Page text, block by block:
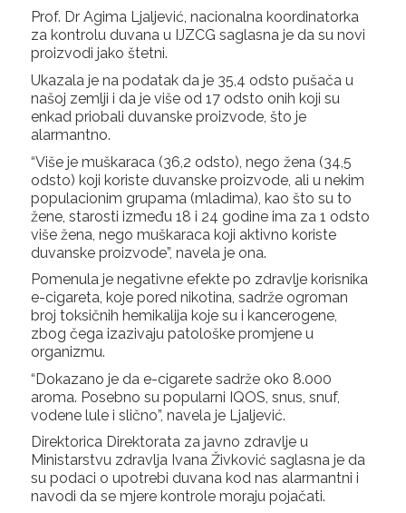
Prof. Dr Agima Ljaljević, nacionalna koordinatorka
za kontrolu duvana u IJZCG saglasna je da su novi
proizvodi jako štetni.
Ukazala je na podatak da je 35,4 odsto pušača u
našoj zemlji i da je više od 17 odsto onih koji su
enkad priobali duvanske proizvode, što je
alarmantno.
“Više je muškaraca (36,2 odsto), nego žena (34,5
odsto) koji koriste duvanske proizvode, ali u nekim
populacionim grupama (mladima), kao što su to
žene, starosti između 18 i 24 godine ima za 1 odsto
više žena, nego muškaraca koji aktivno koriste
duvanske proizvode”, navela je ona.
Pomenula je negativne efekte po zdravlje korisnika
e-cigareta, koje pored nikotina, sadrže ogroman
broj toksičnih hemikalija koje su i kancerogene,
zbog čega izazivaju patološke promjene u
organizmu.
“Dokazano je da e-cigarete sadrže oko 8.000
aroma. Posebno su popularni IQOS, snus, snuf,
vodene lule i slično”, navela je Ljaljević.
Direktorica Direktorata za javno zdravlje u
Ministarstvu zdravlja Ivana Živković saglasna je da
su podaci o upotrebi duvana kod nas alarmantni i
navodi da se mjere kontrole moraju pojačati.